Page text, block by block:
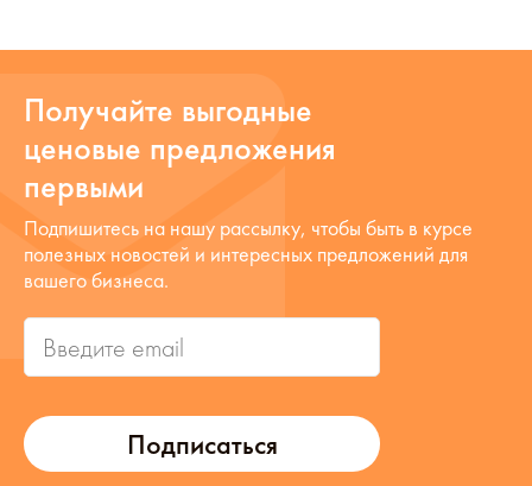
Получайте выгодные
ценовые предложения
первыми
Подписаться
Подпишитесь на нашу рассылку, чтобы быть в курсе
полезных новостей и интересных предложений для
вашего бизнеса.